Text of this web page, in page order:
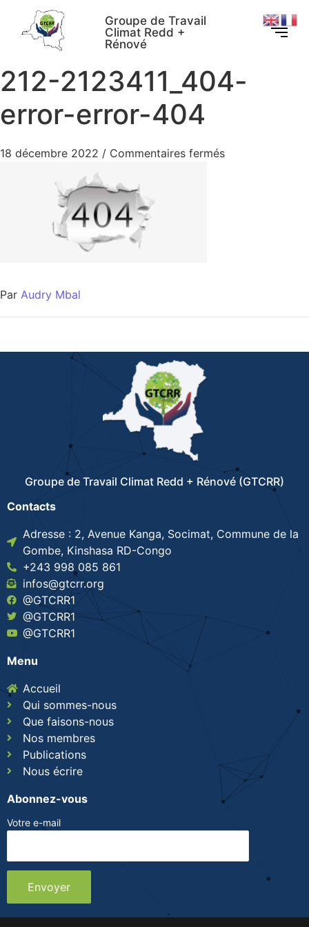
Groupe de Travail
Climat Redd +
Rénové
212-2123411_404-
error-error-404
18 décembre 2022 / Commentaires fermés
Par Audry Mbal
Groupe de Travail Climat Redd + Rénové (GTCRR)
Contacts
Adresse : 2, Avenue Kanga, Socimat, Commune de la
Gombe, Kinshasa RD-Congo
+243 998 085 861
infos@gtcrr.org
@GTCRR1
@GTCRR1
@GTCRR1
Menu
Accueil
Qui sommes-nous
Que faisons-nous
Nos membres
Publications
Nous écrire
Abonnez-vous
Votre e-mail